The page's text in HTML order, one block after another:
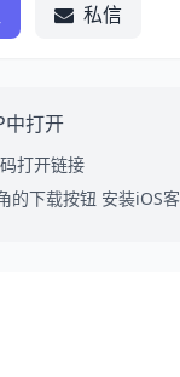
私信
中打开
打开链接
的下载按钮 安装iOS